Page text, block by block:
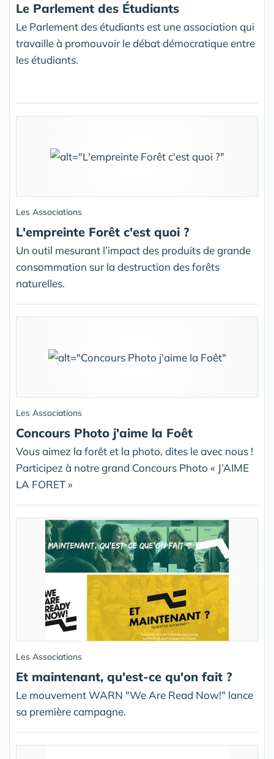
Le Parlement des Étudiants
Le Parlement des étudiants est une association qui
travaille à promouvoir le débat démocratique entre
les étudiants.
Les Associations
L'empreinte Forêt c'est quoi ?
Un outil mesurant l’impact des produits de grande
consommation sur la destruction des forêts
naturelles.
Les Associations
Concours Photo j'aime la Foêt
Vous aimez la forêt et la photo, dites le avec nous !
Participez à notre grand Concours Photo « J’AIME
LA FORET »
Les Associations
Et maintenant, qu'est-ce qu'on fait ?
Le mouvement WARN "We Are Read Now!" lance
sa première campagne.